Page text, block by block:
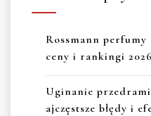
Rossmann perfumy
ceny i rankingi 2026
Uginanie
ajczęstsze błędy i